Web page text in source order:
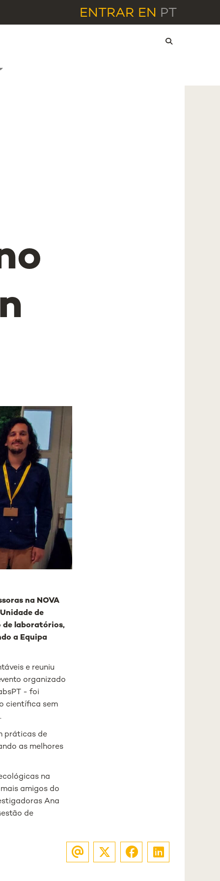
ENTRAR EN PT
na NOVA
de
de laboratórios,
a Equipa
e reuniu
organizado
- foi
científica sem
práticas de
as melhores
na
amigos do
Ana
de